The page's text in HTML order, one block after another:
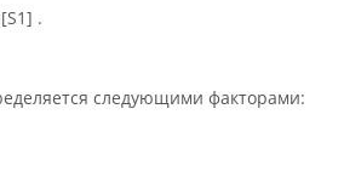
.
следующими факторами: